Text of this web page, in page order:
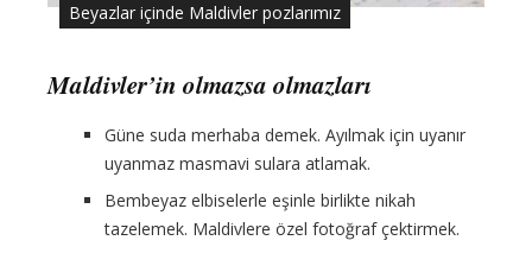
Beyazlar içinde Maldivler pozlarımız
Maldivler’in olmazsa olmazları
Güne suda merhaba demek. Ayılmak için uyanır
uyanmaz masmavi sulara atlamak.
Bembeyaz elbiselerle eşinle birlikte nikah
tazelemek. Maldivlere özel fotoğraf çektirmek.